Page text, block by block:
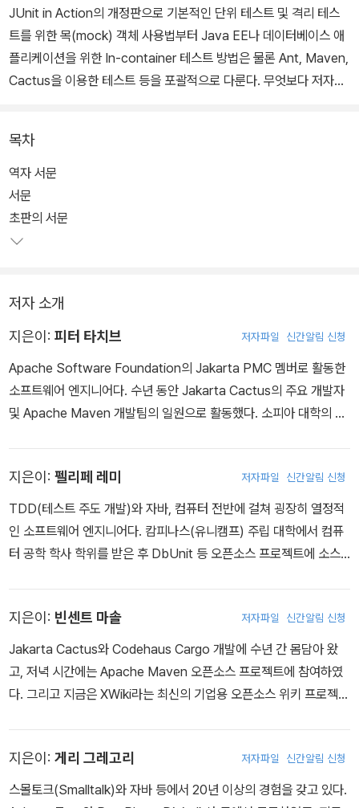
JUnit in Action의 개정판으로 기본적인 단위 테스트 및 격리 테스
트를 위한 목(mock) 객체 사용법부터 Java EE나 데이터베이스 애
플리케이션을 위한 In-container 테스트 방법은 물론 Ant, Maven,
Cactus을 이용한 테스트 등을 포괄적으로 다룬다. 무엇보다 저자들
또한 테스트 작성을 단순화하는 법, 개선된 예외 처리, assert 메서드
등 버전이 바뀌며 새롭게 도입된 주제들을 다양한 예제를 통해 쉽게
설명한다. 그 외에도 다른 유망한 오픈소스 프레임워크와 툴에 JUnit
을 통합하는 방법도 다루고 있어 더욱 입체적인 활용이 가능하다.
목차
역자 서문
서문
초판의 서문
저자 소개
지은이: 피터 타치브 저자파일 신간알림 신청
Apache Software Foundation의 Jakarta PMC 멤버로 활동한
소프트웨어 엔지니어다. 수년 동안 Jakarta Cactus의 주요 개발자
및 Apache Maven 개발팀의 일원으로 활동했다. 소피아 대학의 수
원하고 컨설팅하는 Phamola사를 설립하여 일하고 있다.
지은이: 펠리페 레미 저자파일 신간알림 신청
TDD(테스트 주도 개발)와 자바, 컴퓨터 전반에 걸쳐 굉장히 열정적
인 소프트웨어 엔지니어다. 캄피나스(유니캠프) 주립 대학에서 컴퓨
터 공학 학사 학위를 받은 후 DbUnit 등 오픈소스 프로젝트에 소스
였다.
지은이: 빈센트 마솔 저자파일 신간알림 신청
Jakarta Cactus와 Codehaus Cargo 개발에 수년 간 몸담아 왔
고, 저녁 시간에는 Apache Maven 오픈소스 프로젝트에 참여하였
다. 그리고 지금은 XWiki라는 최신의 기업용 오픈소스 위키 프로젝트
책의 초판의 핵심 저자였다. www.massol.net에서도 만나볼 수 있
다.
지은이: 게리 그레고리 저자파일 신간알림 신청
스몰토크(Smalltalk)와 자바 등에서 20년 이상의 경험을 갖고 있다.